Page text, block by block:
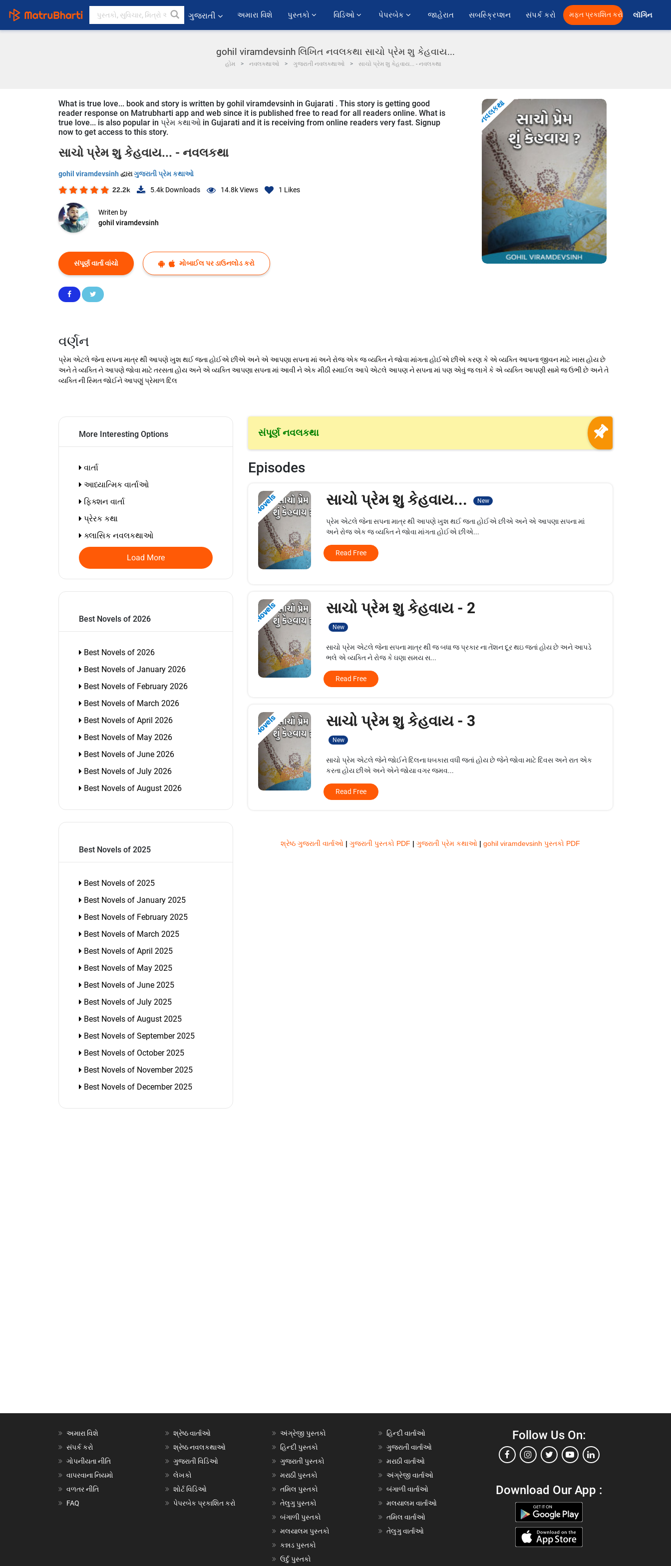
ગુજરાતી અમારા વિશે પુસ્તકો વિડિઓ પેપરબેક જાહેરાત સબસ્ક્રિપ્શન સંપર્ક કરો મફત પ્રકાશિત કરો લૉગિન
gohil viramdevsinh લિખિત નવલકથા સાચો પ્રેમ શુ કેહવાય...
હોમ નવલકથાઓ ગુજરાતી નવલકથાઓ સાચો પ્રેમ શુ કેહવાય... - નવલકથા
What is true love... book and story is written by gohil viramdevsinh in Gujarati . This story is getting good
reader response on Matrubharti app and web since it is published free to read for all readers online. What is
true love... is also popular in પ્રેમ કથાઓ in Gujarati and it is receiving from online readers very fast. Signup
now to get access to this story.
સાચો પ્રેમ શુ કેહવાય... - નવલકથા
gohil viramdevsinh દ્વારાગુજરાતી પ્રેમ કથાઓ
22.2k 5.4k Downloads 14.8kViews 1 Likes
Writen by
gohil viramdevsinh
સંપૂર્ણ વાર્તા વાંચો મોબાઈલ પર ડાઉનલોડ કરો
નવલકથા
વર્ણન
પ્રેમ એટલે જેના સપના માત્ર થી આપણે ખુશ થઈ જતા હોઈએ છીએ અને એ આપણા સપના માં અને રોજ એક જ વ્યક્તિ ને જોવા માંગતા હોઈએ છીએ કરણ કે એ વ્યક્તિ આપના જીવન માટે ખાસ હોય છે
અને તે વ્યક્તિ ને આપણે જોવા માટે તરસતા હોય અને એ વ્યક્તિ આપણા સપના માં આવી ને એક મીઠી સ્માઈલ આપે એટલે આપણ ને સપના માં પણ એવું જ લાગે કે એ વ્યક્તિ આપણી સામે જ ઉભી છે અને તે
વ્યક્તિ ની સ્મિત જોઈને આપણું પ્રેમાળ દિલ
More Interesting Options
વાર્તા
આધ્યાત્મિક વાર્તાઓ
ફિક્શન વાર્તા
પ્રેરક કથા
ક્લાસિક નવલકથાઓ
Load More
Best Novels of 2026
Best Novels of 2026
Best Novels of January 2026
Best Novels of February 2026
Best Novels of March 2026
Best Novels of April 2026
Best Novels of May 2026
Best Novels of June 2026
Best Novels of July 2026
Best Novels of August 2026
Best Novels of 2025
Best Novels of 2025
Best Novels of January 2025
Best Novels of February 2025
Best Novels of March 2025
Best Novels of April 2025
Best Novels of May 2025
Best Novels of June 2025
Best Novels of July 2025
Best Novels of August 2025
Best Novels of September 2025
Best Novels of October 2025
Best Novels of November 2025
Best Novels of December 2025
સંપૂર્ણ નવલકથા
Episodes
Novels સાચો પ્રેમ શુ કેહવાય... New
પ્રેમ એટલે જેના સપના માત્ર થી આપણે ખુશ થઈ જતા હોઈએ છીએ અને એ આપણા સપના માં
અને રોજ એક જ વ્યક્તિ ને જોવા માંગતા હોઈએ છીએ...
Read Free
Novels સાચો પ્રેમ શુ કેહવાય - 2
New
સાચો પ્રેમ એટલે જેના સપના માત્ર થી જ બધા જ પ્રકાર ના તેંશન દૂર થઇ જતાં હોય છે અને આપડે
ભલે એ વ્યક્તિ ને રોજ કે ઘણા સમય સ...
Read Free
Novels સાચો પ્રેમ શુ કેહવાય - 3
New
સાચો પ્રેમ એટલે જેને જોઈને દિલના ધબકારા વધી જતાં હોય છે જેને જોવા માટે દિવસ અને રાત એક
કરતા હોય છીએ અને એને જોયા વગર જમવ...
Read Free
શ્રેષ્ઠ ગુજરાતી વાર્તાઓ | ગુજરાતી પુસ્તકો PDF | ગુજરાતી પ્રેમ કથાઓ | gohil viramdevsinh પુસ્તકો PDF
અમારા વિશે
સંપર્ક કરો
ગોપનીયતા નીતિ
વાપરવાના નિયમો
વળતર નીતિ
FAQ
શ્રેષ્ઠ વાર્તાઓ
શ્રેષ્ઠ નવલકથાઓ
ગુજરાતી વિડિઓ
લેખકો
શોર્ટ વિડિઓ
પેપરબેક પ્રકાશિત કરો
અંગ્રેજી પુસ્તકો
હિન્દી પુસ્તકો
ગુજરાતી પુસ્તકો
મરાઠી પુસ્તકો
તમિલ પુસ્તકો
તેલુગુ પુસ્તકો
બંગાળી પુસ્તકો
મલયાલમ પુસ્તકો
કન્નડ પુસ્તકો
ઉર્દુ પુસ્તકો
હિન્દી વાર્તાઓ
ગુજરાતી વાર્તાઓ
મરાઠી વાર્તાઓ
અંગ્રેજી વાર્તાઓ
બંગાળી વાર્તાઓ
મલયાલમ વાર્તાઓ
તમિલ વાર્તાઓ
તેલુગુ વાર્તાઓ
Follow Us On:
Download Our App :